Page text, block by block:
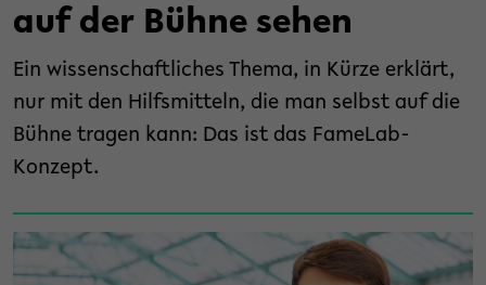
auf der Bühne sehen
Ein wissenschaftliches Thema, in Kürze erklärt,
nur mit den Hilfsmitteln, die man selbst auf die
Bühne tragen kann: Das ist das FameLab-
Konzept.